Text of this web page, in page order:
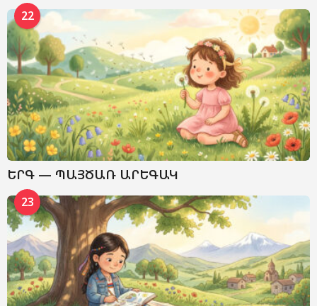
22
ԵՐԳ — ՊԱՅԾԱՌ ԱՐԵԳԱԿ
23